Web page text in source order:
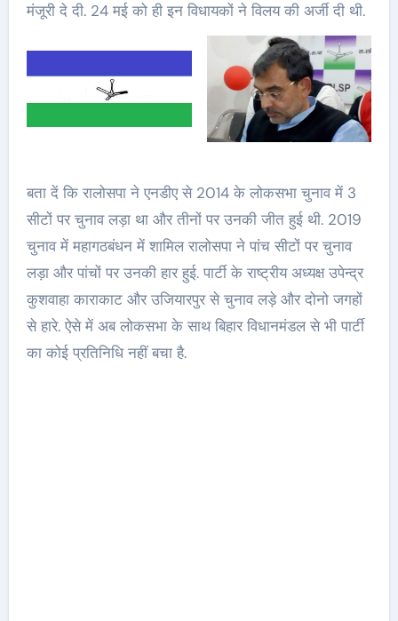
मंजूरी दे दी. 24 मई को ही इन विधायकों ने विलय की अर्जी दी थी.
बता दें कि रालोसपा ने एनडीए से 2014 के लोकसभा चुनाव में 3
सीटों पर चुनाव लड़ा था और तीनों पर उनकी जीत हुई थी. 2019
चुनाव में महागठबंधन में शामिल रालोसपा ने पांच सीटों पर चुनाव
लड़ा और पांचों पर उनकी हार हुई. पार्टी के राष्ट्रीय अध्यक्ष उपेन्द्र
कुशवाहा काराकाट और उजियारपुर से चुनाव लड़े और दोनो जगहों
से हारे. ऐसे में अब लोकसभा के साथ बिहार विधानमंडल से भी पार्टी
का कोई प्रतिनिधि नहीं बचा है.